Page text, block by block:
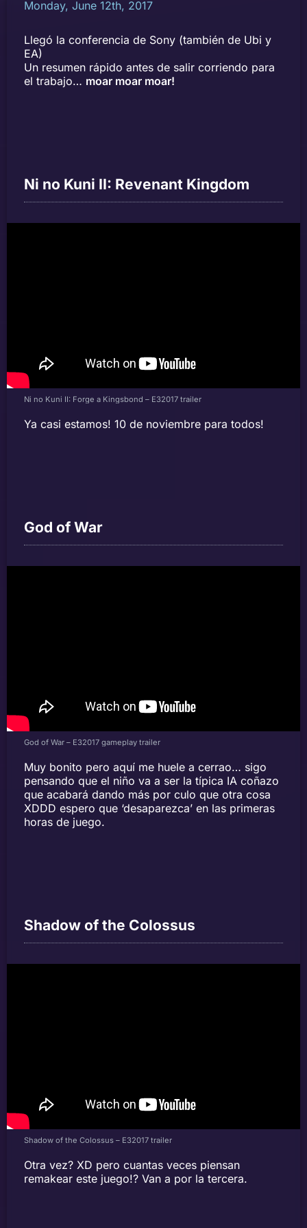
Monday, June 12th, 2017
Llegó la conferencia de Sony (también de Ubi y
EA)
Un resumen rápido antes de salir corriendo para
el trabajo… moar moar moar!
Ni no Kuni II: Revenant Kingdom
Ni no Kuni II: Forge a Kingsbond – E32017 trailer
Ya casi estamos! 10 de noviembre para todos!
God of War
God of War – E32017 gameplay trailer
Muy bonito pero aquí me huele a cerrao… sigo
pensando que el niño va a ser la típica IA coñazo
que acabará dando más por culo que otra cosa
XDDD espero que ‘desaparezca’ en las primeras
horas de juego.
Shadow of the Colossus
Shadow of the Colossus – E32017 trailer
Otra vez? XD pero cuantas veces piensan
remakear este juego!? Van a por la tercera.